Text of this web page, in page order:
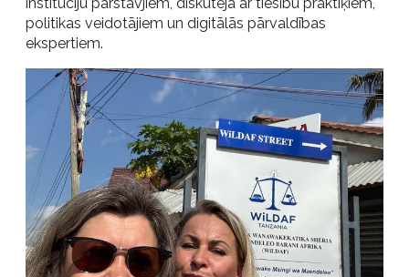
institūciju pārstāvjiem, diskutēja ar tiesību praktiķiem,
politikas veidotājiem un digitālās pārvaldības
ekspertiem.